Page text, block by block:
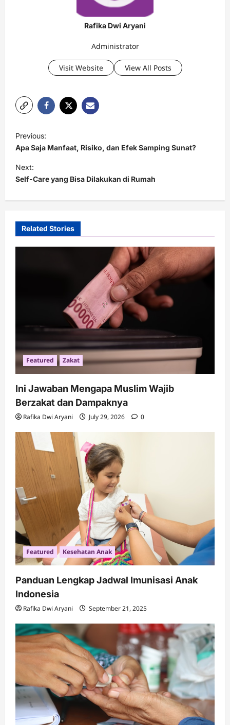
Rafika Dwi Aryani
Administrator
Visit Website View All Posts
P
o
s
t
v
Previous:
Apa Saja Manfaat, Risiko, dan Efek Samping Sunat?
Next:
Self-Care yang Bisa Dilakukan di Rumah
Related Stories
Featured Zakat
Ini Jawaban Mengapa Muslim Wajib
Berzakat dan Dampaknya
Rafika Dwi Aryani July 29, 2026 0
Featured Kesehatan Anak
Panduan Lengkap Jadwal Imunisasi Anak
Indonesia
Rafika Dwi Aryani September 21, 2025